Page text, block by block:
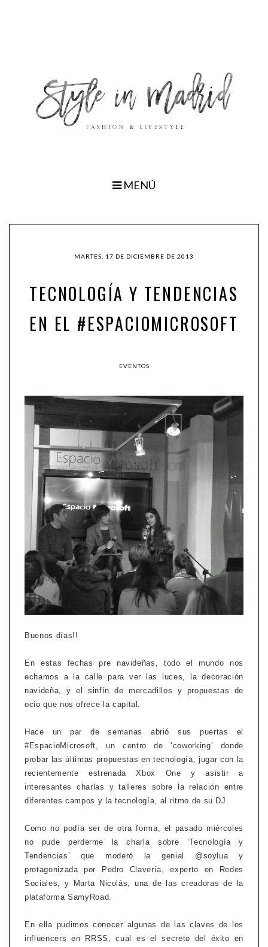
MENÚ
MARTES, 17 DE DICIEMBRE DE 2013
TECNOLOGÍA Y TENDENCIAS
EN EL #ESPACIOMICROSOFT
EVENTOS
Buenos días!!
En estas fechas pre navideñas, todo el mundo nos
echamos a la calle para ver las luces, la decoración
navideña, y el sinfín de mercadillos y propuestas de
ocio que nos ofrece la capital.
Hace un par de semanas abrió sus puertas el
#EspacioMicrosoft, un centro de ‘coworking’ donde
probar las últimas propuestas en tecnología, jugar con la
recientemente estrenada Xbox One y asistir a
interesantes charlas y talleres sobre la relación entre
diferentes campos y la tecnología, al ritmo de su DJ.
Como no podía ser de otra forma, el pasado miércoles
no pude perderme la charla sobre ‘Tecnología y
Tendencias’ que moderó la genial @soylua y
protagonizada por Pedro Clavería, experto en Redes
Sociales, y Marta Nicolás, una de las creadoras de la
plataforma SamyRoad.
En ella pudimos conocer algunas de las claves de los
influencers en RRSS, cual es el secreto del éxito en